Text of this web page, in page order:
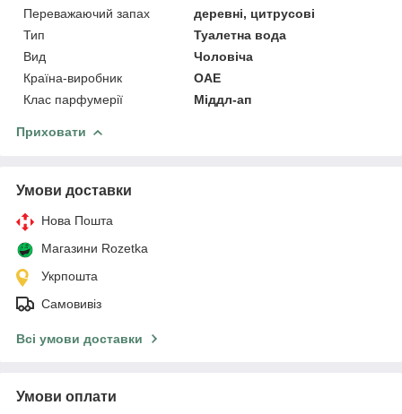
Переважаючий запах
деревні, цитрусові
Тип
Туалетна вода
Вид
Чоловіча
Країна-виробник
ОАЕ
Клас парфумерії
Міддл-ап
Приховати
Умови доставки
Нова Пошта
Магазини Rozetka
Укрпошта
Самовивіз
Всі умови доставки
Умови оплати